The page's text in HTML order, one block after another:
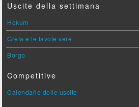
Uscite della settimana
Hokum
Greta e le favole vere
Borgo
Competitive
Calendario delle uscite